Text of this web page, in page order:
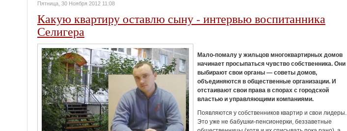
Пятница, 30 Ноября 2012 11:08
Какую квартиру оставлю сыну - интервью воспитанника
Селигера
Мало-помалу у жильцов многоквартирных домов
начинает просыпаться чувство собственника. Они
выбирают свои органы — советы домов,
объединяются в общественные организации. И
отстаивают свои права в спорах с городской
властью и управляющими компаниями.
Появляются у собственников квартир и свои лидеры.
Это уже не бабушки-пенсионерки, беззаветные